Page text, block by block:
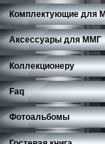
Комплектующие для
Аксессуары для ММГ
Коллекционеру
Faq
Фотоальбомы